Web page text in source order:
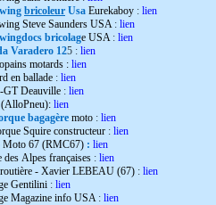
bricoleur Usa Eurekaboy : lien
Steve Saunders USA : lien
bricolage USA : lien
Varadero 125 : lien
motards : lien
en ballade : lien
GT Deauville : lien
(AlloPneu): lien
bagagère moto : lien
Squire constructeur : lien
Moto 67 (RMC67) : lien
des Alpes françaises : lien
routière - Xavier LEBEAU (67) : lien
Gentilini : lien
Magazine info USA: lien